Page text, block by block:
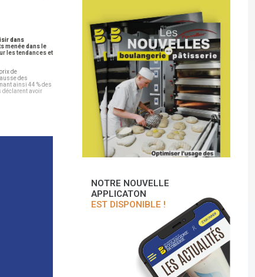
dans
menée dans le
les tendances et
de
des
ainsi 44 % des
déclarent avoir
NOTRE NOUVELLE
APPLICATON
EST DISPONIBLE !